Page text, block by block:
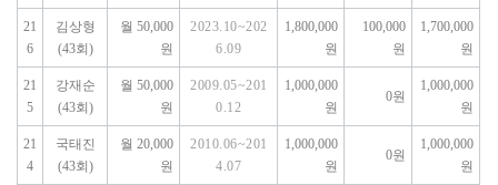
21
6
김상형
(43회)
월 50,000
원
2023.10~202
6.09
1,800,000
원
100,000
원
1,700,000
원
21
5
강재순
(43회)
월 50,000
원
2009.05~201
0.12
1,000,000
원
0원
1,000,000
원
21
4
국태진
(43회)
월 20,000
원
2010.06~201
4.07
1,000,000
원
0원
1,000,000
원